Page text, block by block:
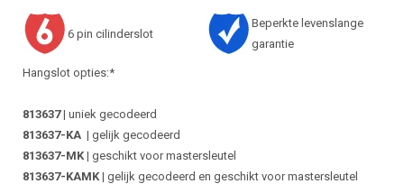
6 pin cilinderslot
Beperkte levenslange
garantie
Hangslot opties:*
813637| uniek gecodeerd
813637-KA | gelijk gecodeerd
813637-MK| geschikt voor mastersleutel
813637-KAMK| gelijk gecodeerd en geschikt voor mastersleutel